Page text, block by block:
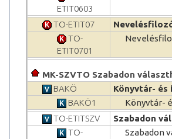
ETIT0603
TO-ETIT07
TO-
ETIT0701
MK-SZVTO Szabadon
BAKÖ
Könyvtár-
BAKÖ1
Könyvtár-
TO-ETITSZV
Szabadon
TO-
Szabadon